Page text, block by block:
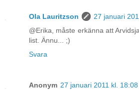
Ola Lauritzson
27 januari
@Erika, måste erkänna att
list. Ännu... ;)
Svara
Anonym 27 januari 2011 kl. 18:08